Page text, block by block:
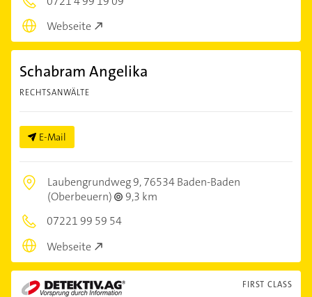
Webseite
Schabram Angelika
RECHTSANWÄLTE
E-Mail
Laubengrundweg 9,76534 Baden-Baden
(Oberbeuern)
9,3 km
07221 99 59 54
Webseite
FIRST CLASS